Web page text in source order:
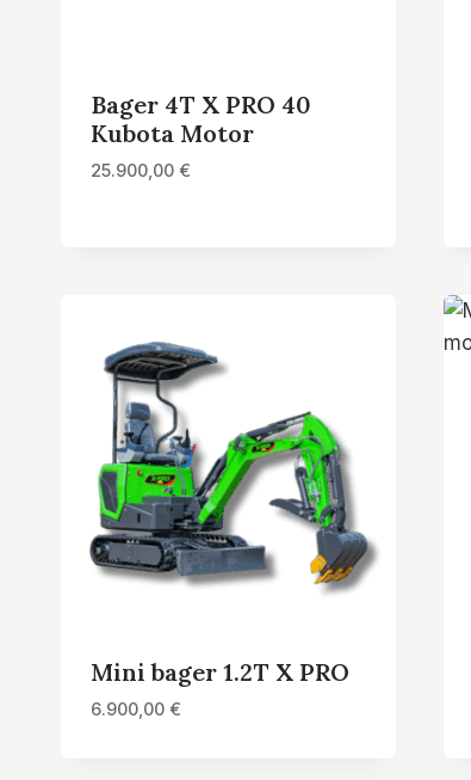
Bager 4T X PRO 40
Kubota Motor
25.900,00 €
Mini bager 1.2T X PRO
6.900,00 €